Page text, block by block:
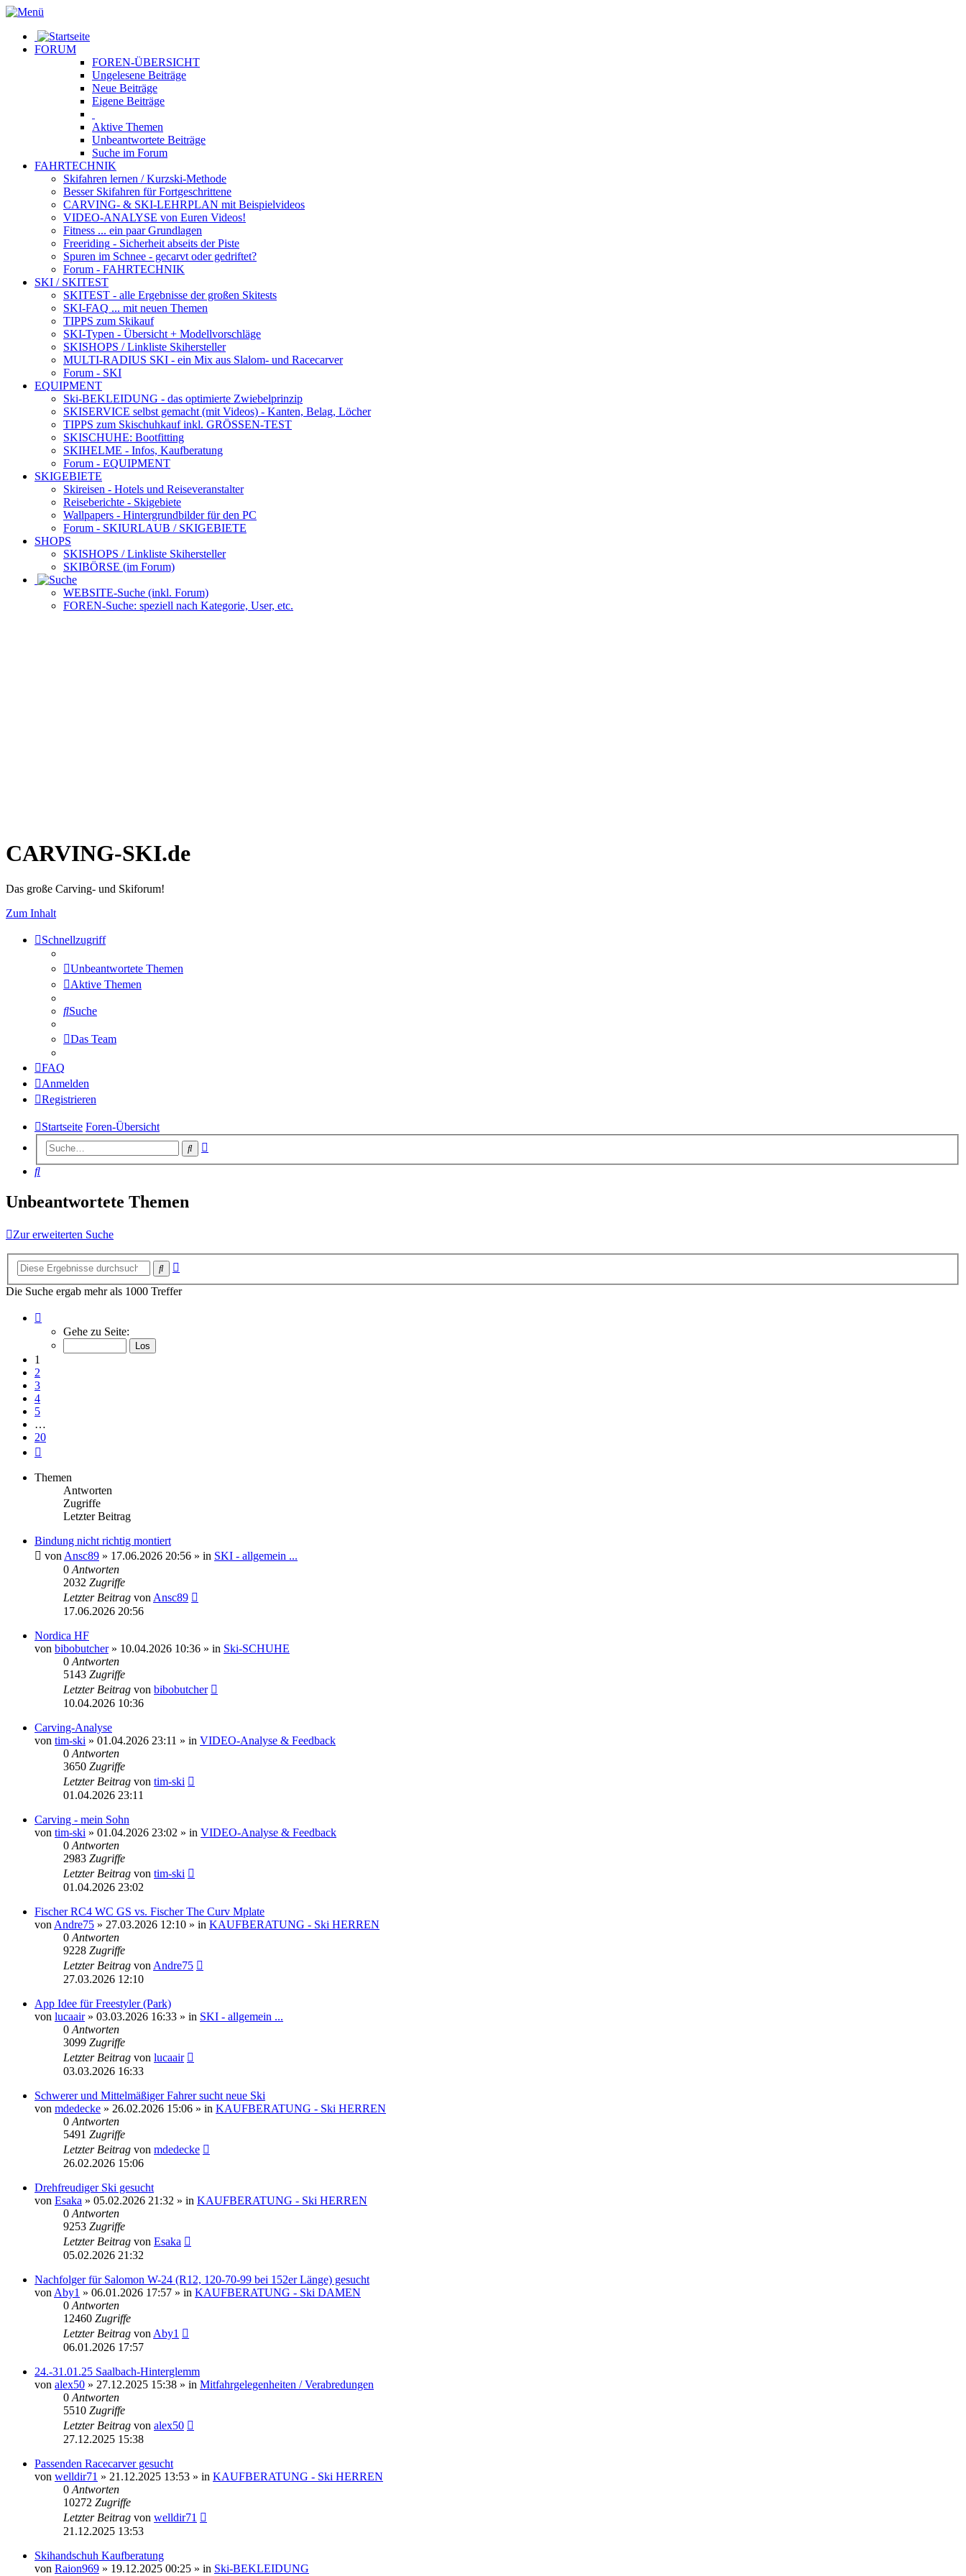
FORUM
FOREN-ÜBERSICHT
Ungelesene Beiträge
Neue Beiträge
Eigene Beiträge
Aktive Themen
Unbeantwortete Beiträge
Suche im Forum
FAHRTECHNIK
Skifahren lernen / Kurzski-Methode
Besser Skifahren für Fortgeschrittene
CARVING- & SKI-LEHRPLAN mit Beispielvideos
VIDEO-ANALYSE von Euren Videos!
Fitness ... ein paar Grundlagen
Freeriding - Sicherheit abseits der Piste
Spuren im Schnee - gecarvt oder gedriftet?
Forum - FAHRTECHNIK
SKI / SKITEST
SKITEST - alle Ergebnisse der großen Skitests
SKI-FAQ ... mit neuen Themen
TIPPS zum Skikauf
SKI-Typen - Übersicht + Modellvorschläge
SKISHOPS / Linkliste Skihersteller
MULTI-RADIUS SKI - ein Mix aus Slalom- und Racecarver
Forum - SKI
EQUIPMENT
Ski-BEKLEIDUNG - das optimierte Zwiebelprinzip
SKISERVICE selbst gemacht (mit Videos) - Kanten, Belag, Löcher
TIPPS zum Skischuhkaufinkl. GRÖSSEN-TEST
SKISCHUHE: Bootfitting
SKIHELME - Infos, Kaufberatung
Forum - EQUIPMENT
SKIGEBIETE
Skireisen - Hotels und Reiseveranstalter
Reiseberichte - Skigebiete
Wallpapers - Hintergrundbilder für den PC
Forum - SKIURLAUB / SKIGEBIETE
SHOPS
SKISHOPS / Linkliste Skihersteller
SKIBÖRSE (im Forum)
WEBSITE-Suche (inkl. Forum)
FOREN-Suche: speziell nach Kategorie, User, etc.
CARVING-SKI.de
Das große Carving- und Skiforum!
Zum Inhalt
Schnellzugriff
Unbeantwortete Themen
Aktive Themen
Suche
Das Team
FAQ
Anmelden
Registrieren
Startseite Foren-Übersicht
Suche
Suche
Unbeantwortete Themen
Zur erweiterten Suche
Suche
Die Suche ergab mehr als 1000 Treffer
von
Gehe zu Seite:
1
2
3
4
5
…
20
Themen
Antworten
Zugriffe
Letzter Beitrag
Bindung nicht richtig montiert
von Ansc89 » 17.06.2026 20:56 » in SKI - allgemein ...
0 Antworten
2032 Zugriffe
Letzter Beitrag von Ansc89
17.06.2026 20:56
Nordica HF
von bibobutcher» 10.04.2026 10:36 » in Ski-SCHUHE
0 Antworten
5143 Zugriffe
Letzter Beitrag von bibobutcher
10.04.2026 10:36
Carving-Analyse
von tim-ski » 01.04.2026 23:11 » in VIDEO-Analyse & Feedback
0 Antworten
3650 Zugriffe
Letzter Beitrag von tim-ski
01.04.2026 23:11
Carving - mein Sohn
von tim-ski » 01.04.2026 23:02 » in VIDEO-Analyse & Feedback
0 Antworten
2983 Zugriffe
Letzter Beitrag von tim-ski
01.04.2026 23:02
Fischer RC4 WC GS vs. Fischer The Curv Mplate
von Andre75 » 27.03.2026 12:10 » in KAUFBERATUNG - Ski HERREN
0 Antworten
9228 Zugriffe
Letzter Beitrag von Andre75
27.03.2026 12:10
App Idee für Freestyler (Park)
von lucaair» 03.03.2026 16:33 » in SKI - allgemein ...
0 Antworten
3099 Zugriffe
Letzter Beitrag von lucaair
03.03.2026 16:33
Schwerer und Mittelmäßiger Fahrer sucht neue Ski
von mdedecke » 26.02.2026 15:06 » in KAUFBERATUNG - Ski HERREN
0 Antworten
5491 Zugriffe
Letzter Beitrag von mdedecke
26.02.2026 15:06
Drehfreudiger Ski gesucht
von Esaka » 05.02.2026 21:32 » in KAUFBERATUNG - Ski HERREN
0 Antworten
9253 Zugriffe
Letzter Beitrag von Esaka
05.02.2026 21:32
Nachfolger für Salomon W-24 (R12, 120-70-99 bei 152er Länge) gesucht
von Aby1 » 06.01.2026 17:57 » in KAUFBERATUNG - Ski DAMEN
0 Antworten
12460 Zugriffe
Letzter Beitrag von Aby1
06.01.2026 17:57
24.-31.01.25 Saalbach-Hinterglemm
von alex50 » 27.12.2025 15:38 » in Mitfahrgelegenheiten / Verabredungen
0 Antworten
5510 Zugriffe
Letzter Beitrag von alex50
27.12.2025 15:38
Passenden Racecarver gesucht
von welldir71 » 21.12.2025 13:53 » in KAUFBERATUNG - Ski HERREN
0 Antworten
10272 Zugriffe
Letzter Beitrag von welldir71
21.12.2025 13:53
Skihandschuh Kaufberatung
von Raion969 » 19.12.2025 00:25 » in Ski-BEKLEIDUNG